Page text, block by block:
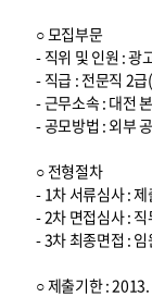
○ 모집부문
- 직위 및 인원 : 광
- 직급 : 전문직 2
- 근무소속 : 대전
- 공모방법 : 외부
○ 전형절차
- 1차 서류심사 :
- 2차 면접심사 :
- 3차 최종면접 :
○ 제출기한 :